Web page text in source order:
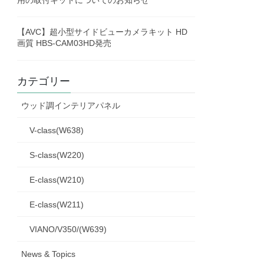
【AVC】超小型サイドビューカメラキット HD
画質 HBS-CAM03HD発売
カテゴリー
ウッド調インテリアパネル
V-class(W638)
S-class(W220)
E-class(W210)
E-class(W211)
VIANO/V350/(W639)
News & Topics